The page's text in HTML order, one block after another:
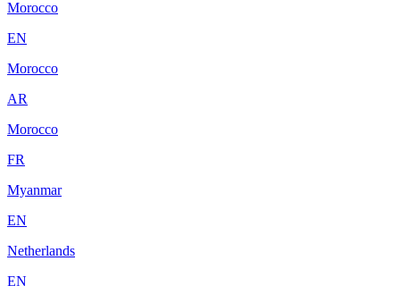
Morocco
EN
Morocco
AR
Morocco
FR
Myanmar
EN
Netherlands
EN